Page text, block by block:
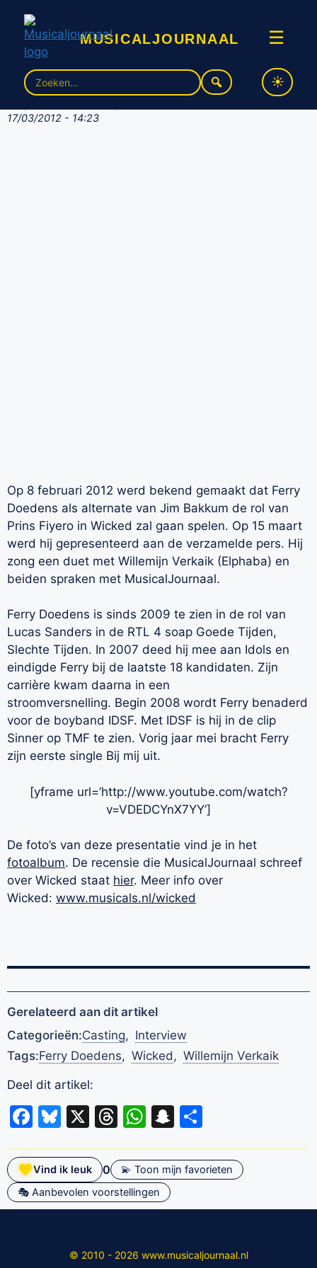
musicaljournaal ☰
Zoek
naar:
Wicked presenteert Alternate
Fiyero – Ferry Doedens
17/03/2012 - 14:23
Op 8 februari 2012 werd bekend gemaakt dat Ferry
Doedens als alternate van Jim Bakkum de rol van
Prins Fiyero in Wicked zal gaan spelen. Op 15 maart
werd hij gepresenteerd aan de verzamelde pers. Hij
zong een duet met Willemijn Verkaik (Elphaba) en
beiden spraken met MusicalJournaal.
Ferry Doedens is sinds 2009 te zien in de rol van
Lucas Sanders in de RTL 4 soap Goede Tijden,
Slechte Tijden. In 2007 deed hij mee aan Idols en
eindigde Ferry bij de laatste 18 kandidaten. Zijn
carrière kwam daarna in een
stroomversnelling. Begin 2008 wordt Ferry benaderd
voor de boyband IDSF. Met IDSF is hij in de clip
Sinner op TMF te zien. Vorig jaar mei bracht Ferry
zijn eerste single Bij mij uit.
[yframe url=’http://www.youtube.com/watch?
v=VDEDCYnX7YY’]
De foto’s van deze presentatie vind je in het
fotoalbum. De recensie die MusicalJournaal schreef
over Wicked staat hier. Meer info over
Wicked: www.musicals.nl/wicked
Gerelateerd aan dit artikel
Categorieën:Casting, Interview
Tags:Ferry Doedens, Wicked , Willemijn Verkaik
Deel dit artikel:
Facebook
Bluesky
X Threads
WhatsApp
Snapchat
Vind ik leuk 0
💫 Toon mijn favorieten
🎭 Aanbevolen voorstellingen
© 2010 - 2026 www.musicaljournaal.nl